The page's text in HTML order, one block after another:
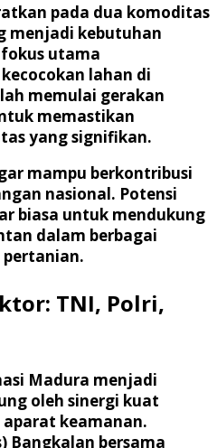
pada dua komoditas
menjadi kebutuhan
utama
lahan di
memulai gerakan
memastikan
yang signifikan.
mampu berkontribusi
nasional. Potensi
biasa untuk mendukung
dalam berbagai
pertanian.
TNI, Polri,
Madura menjadi
oleh sinergi kuat
keamanan.
Bangkalan bersama